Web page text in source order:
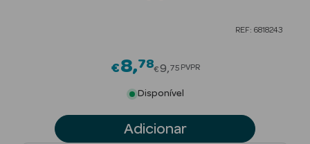
REF: 6818243
€8 78Price reduced from
€9 75 PVPR
Disponível
Adicionar